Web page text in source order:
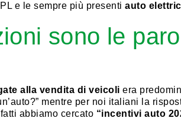
e le sempre più presenti auto
sono le
alla vendita di veicoli era
mentre per noi italiani la
abbiamo cercato “incentivi auto